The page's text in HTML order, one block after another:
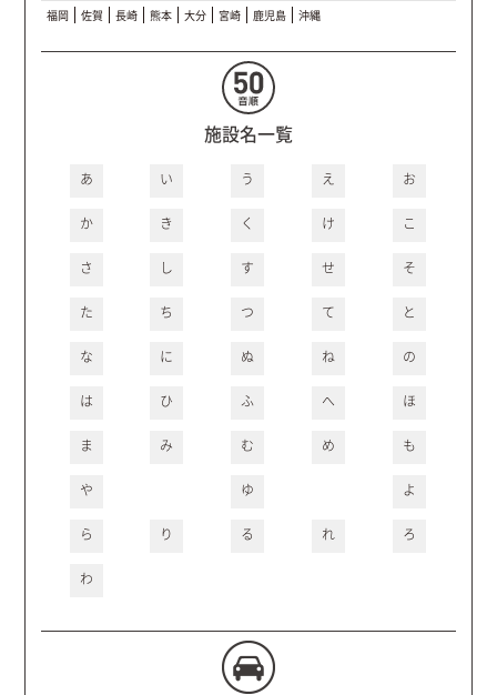
福岡 佐賀 長崎 熊本 大分 宮崎 鹿児島 沖縄
施設名一覧
あ い う え お
か き く け こ
さ し す せ そ
た ち つ て と
な に ぬ ね の
は ひ ふ へ ほ
ま み む め も
や ゆ よ
ら り る れ ろ
わ